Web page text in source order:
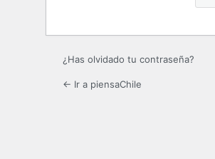
¿Has olvidado tu contraseña?
← Ir a piensaChile